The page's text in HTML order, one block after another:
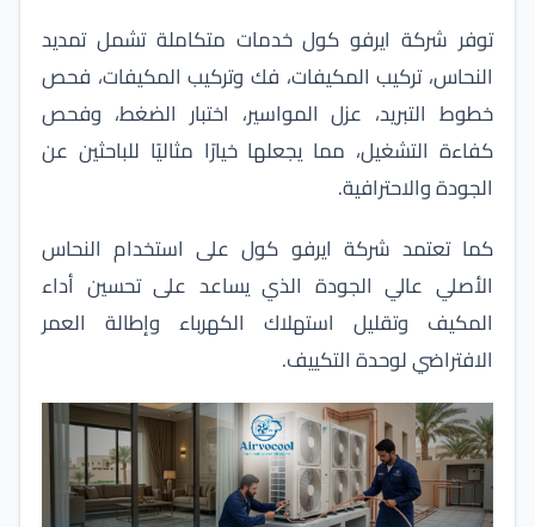
توفر شركة ايرفو كولخدمات متكاملة تشمل تمديد
النحاس، تركيب المكيفات، فك وتركيب المكيفات، فحص
خطوط التبريد، عزل المواسير، اختبار الضغط، وفحص
كفاءة التشغيل، مما يجعلها خيارًا مثاليًا للباحثين عن
الجودة والاحترافية.
كما تعتمد شركة ايرفو كولعلى استخدام النحاس
الأصلي عالي الجودة الذي يساعد على تحسين أداء
المكيف وتقليل استهلاك الكهرباء وإطالة العمر
الافتراضي لوحدة التكييف.